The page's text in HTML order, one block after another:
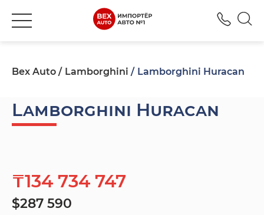
Bex Auto Lamborghini Lamborghini Huracan
Lamborghini Huracan
₸134 734 747
$287 590